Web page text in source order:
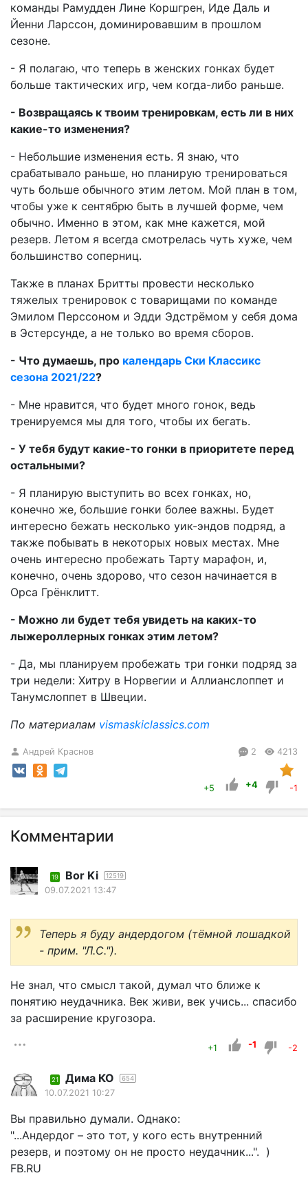
команды Рамудден Лине Коршгрен, Иде Даль и
Йенни Ларссон, доминировавшим в прошлом
сезоне.
- Я полагаю, что теперь в женских гонках будет
больше тактических игр, чем когда-либо раньше.
- Возвращаясь к твоим тренировкам, есть ли в них
какие-то изменения?
- Небольшие изменения есть. Я знаю, что
срабатывало раньше, но планирую тренироваться
чуть больше обычного этим летом. Мой план в том,
чтобы уже к сентябрю быть в лучшей форме, чем
обычно. Именно в этом, как мне кажется, мой
резерв. Летом я всегда смотрелась чуть хуже, чем
большинство соперниц.
Также в планах Бритты провести несколько
тяжелых тренировок с товарищами по команде
Эмилом Перссоном и Эдди Эдстрёмом у себя дома
в Эстерсунде, а не только во время сборов.
- Что думаешь, про календарь Ски Классикс
сезона 2021/22?
- Мне нравится, что будет много гонок, ведь
тренируемся мы для того, чтобы их бегать.
- У тебя будут какие-то гонки в приоритете перед
остальными?
- Я планирую выступить во всех гонках, но,
конечно же, большие гонки более важны. Будет
интересно бежать несколько уик-эндов подряд, а
также побывать в некоторых новых местах. Мне
очень интересно пробежать Тарту марафон, и,
конечно, очень здорово, что сезон начинается в
Орса Грёнклитт.
- Можно ли будет тебя увидеть на каких-то
лыжероллерных гонках этим летом?
- Да, мы планируем пробежать три гонки подряд за
три недели: Хитру в Норвегии и Аллианслоппет и
Танумслоппет в Швеции.
По материалам vismaskiclassics.com
Андрей Краснов 2 4213
+5 +4 -1
Комментарии
19 Bor Ki 12519
09.07.2021 13:47
Теперь я буду андердогом (тёмной лошадкой
- прим. "Л.С.").
Не знал, что смысл такой, думал что ближе к
понятию неудачника. Век живи, век учись... спасибо
за расширение кругозора.
+1 -1 -2
21 Дима КО 654
10.07.2021 10:27
Вы правильно думали. Однако:
"...Андердог – это тот, у кого есть внутренний
резерв, и поэтому он не просто неудачник...". )
FB.RU